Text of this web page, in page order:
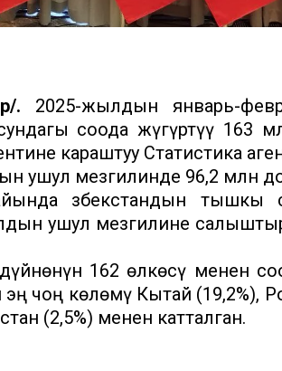
. 2025-жылдын январь-
соода жүгүртүү
караштуу Статистика
ушул мезгилинде 96,2 млн
Өзбекстандын тышкы
ушул мезгилине
дүйнөнүн 162 өлкөсү менен
чоң көлөмү Кытай (19,2%),
(2,5%) менен катталган.